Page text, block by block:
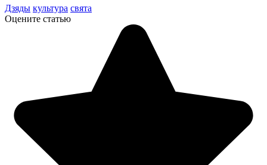
Дзяды культура свята
Оцените статью